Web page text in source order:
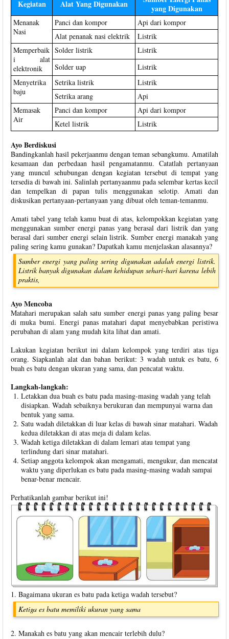
Kegiatan Alat Yang Digunakan
yang Digunakan
Menanak
Nasi
Panci dan kompor
Api dari kompor
Alat penanak nasi elektrik
Listrik
Memperbaik
i alat
elektronik
Solder listrik
Listrik
Solder uap
Listrik
Menyetrika
baju
Setrika listrik
Listrik
Setrika arang
Api
Memasak
Air
Panci dan kompor
Api dari kompor
Ketel listrik
Listrik
Ayo Berdiskusi
Bandingkanlah hasil pekerjaanmu dengan teman sebangkumu. Amatilah
kesamaan dan perbedaan hasil pengamatanmu. Catatlah pertanyaan
yang muncul sehubungan dengan kegiatan tersebut di tempat yang
tersedia di bawah ini. Salinlah pertanyaanmu pada selembar kertas kecil
dan tempelkan di papan tulis menggunakan selotip. Amati dan
diskusikan pertanyaan-pertanyaan yang dibuat oleh teman-temanmu.
Amati tabel yang telah kamu buat di atas, kelompokkan kegiatan yang
menggunakan sumber energi panas yang berasal dari listrik dan yang
berasal dari sumber energi selain listrik. Sumber energi manakah yang
paling sering kamu gunakan? Dapatkah kamu menjelaskan alasannya?
Sumber energi yang paling sering digunakan adalah energi listrik.
Listrik banyak digunakan dalam kehidupan sehari-hari karena lebih
praktis,
Ayo Mencoba
Matahari merupakan salah satu sumber energi panas yang paling besar
di muka bumi. Energi panas matahari dapat menyebabkan peristiwa
perubahan di alam yang mudah kita lihat dan amati.
Lakukan kegiatan berikut ini dalam kelompok yang terdiri atas tiga
orang. Siapkanlah alat dan bahan berikut: 3 wadah untuk es batu, 6
buah es batu dengan ukuran yang sama, dan pencatat waktu.
Langkah-langkah:
Letakkan dua buah es batu pada masing-masing wadah yang telah
disiapkan. Wadah sebaiknya berukuran dan mempunyai warna dan
bentuk yang sama.
Satu wadah diletakkan di luar kelas di bawah sinar matahari. Wadah
kedua diletakkan di atas meja di dalam kelas.
Wadah ketiga diletakkan di dalam lemari atau tempat yang
terlindung dari sinar matahari.
Setiap anggota kelompok akan mengamati, mengukur, dan mencatat
waktu yang diperlukan es batu pada masing-masing wadah sampai
benar-benar mencair.
Perhatikanlah gambar berikut ini!
1. Bagaimana ukuran es batu pada ketiga wadah tersebut?
Ketiga es batu memiliki ukuran yang sama
2. Manakah es batu yang akan mencair terlebih dulu?